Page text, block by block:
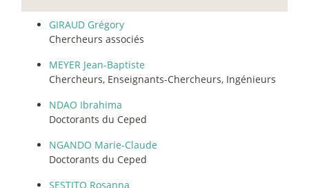
GIRAUD Grégory
Chercheurs associés
MEYER Jean-Baptiste
Chercheurs, Enseignants-Chercheurs, Ingénieurs
NDAO Ibrahima
Doctorants du Ceped
NGANDO Marie-Claude
Doctorants du Ceped
SESTITO Rosanna